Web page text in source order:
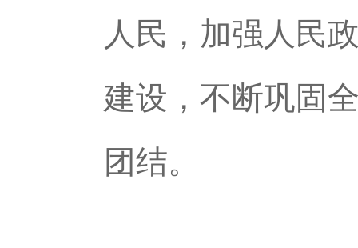
人民，加强人民
建设，不断巩固
团结。